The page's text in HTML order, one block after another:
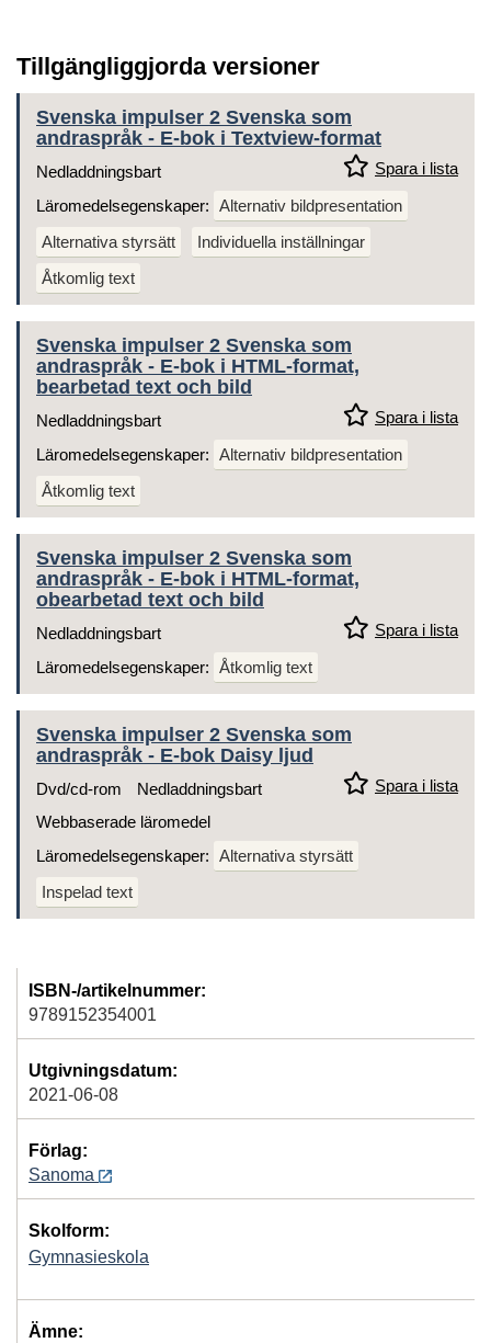
Tillgängliggjorda versioner
Svenska impulser 2 Svenska som
andraspråk - E-bok i Textview-format
Spara i lista
Nedladdningsbart
Läromedelsegenskaper: Alternativ bildpresentation
Alternativa styrsätt
Individuella inställningar
Åtkomlig text
Svenska impulser 2 Svenska som
andraspråk - E-bok i HTML-format,
bearbetad text och bild
Spara i lista
Nedladdningsbart
Läromedelsegenskaper: Alternativ bildpresentation
Åtkomlig text
Svenska impulser 2 Svenska som
andraspråk - E-bok i HTML-format,
obearbetad text och bild
Spara i lista
Nedladdningsbart
Läromedelsegenskaper: Åtkomlig text
Svenska impulser 2 Svenska som
andraspråk - E-bok Daisy ljud
Spara i lista
Dvd/cd-rom
Nedladdningsbart
Webbaserade läromedel
Läromedelsegenskaper: Alternativa styrsätt
Inspelad text
ISBN-/artikelnummer:
9789152354001
Utgivningsdatum:
2021-06-08
Förlag:
Sanoma
Skolform:
Gymnasieskola
Ämne: